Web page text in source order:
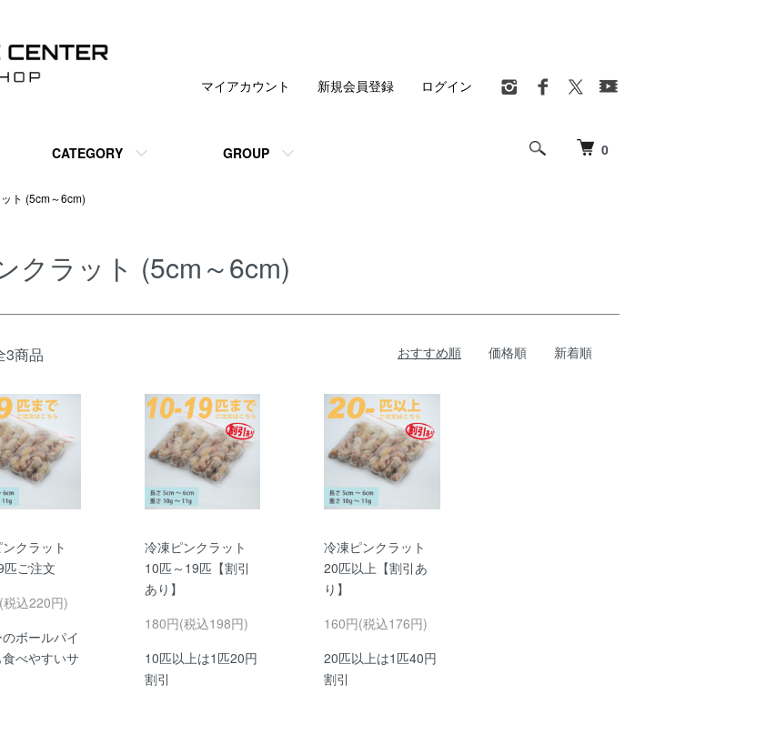
0
CATEGORY GROUP
マイアカウント 新規会員登録 ログイン
ト (5cm～6cm)
クラット (5cm～6cm)
3商品 おすすめ順 価格順 新着順
ンクラット
匹ご注文
込220円)
ボールパイ
食べやすいサ
冷凍ピンクラット
10匹～19匹【割引
あり】
180円(税込198円)
10匹以上は1匹20円
割引
冷凍ピンクラット
20匹以上【割引あ
り】
160円(税込176円)
20匹以上は1匹40円
割引